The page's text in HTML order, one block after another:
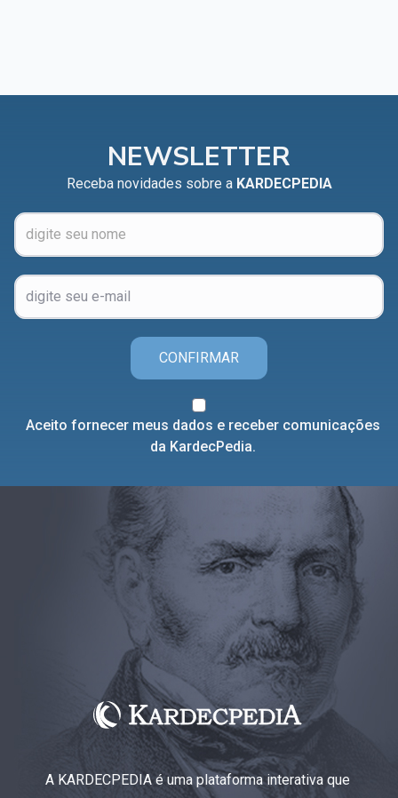
NEWSLETTER
Receba novidades sobre a KARDECPEDIA
CONFIRMAR
Aceito fornecer meus dados e receber comunicações
da KardecPedia.
A KARDECPEDIA é uma plataforma interativa que